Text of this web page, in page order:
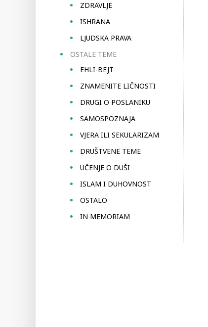
ZDRAVLJE
ISHRANA
LJUDSKA PRAVA
OSTALE TEME
EHLI-BEJT
ZNAMENITE LIČNOSTI
DRUGI O POSLANIKU
SAMOSPOZNAJA
VJERA ILI SEKULARIZAM
DRUŠTVENE TEME
UČENJE O DUŠI
ISLAM I DUHOVNOST
OSTALO
IN MEMORIAM